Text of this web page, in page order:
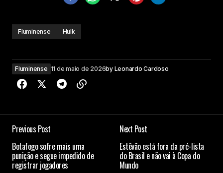
Fluminense Hulk
Fluminense 11 de maio de 2026by Leonardo Cardoso
Previous Post
Botafogo sofre mais uma
punição e segue impedido de
registrar jogadores
Next Post
Estêvão está fora da pré-lista
do Brasil e não vai à Copa do
Mundo